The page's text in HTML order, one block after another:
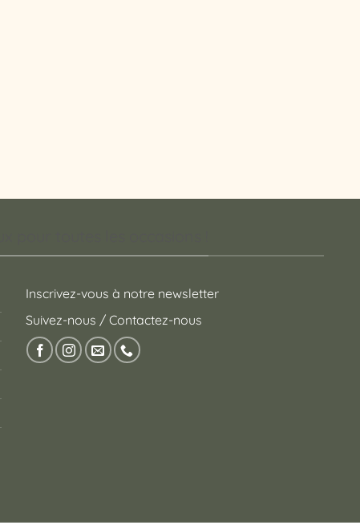
Inscrivez-vous à notre newsletter
Suivez-nous / Contactez-nous